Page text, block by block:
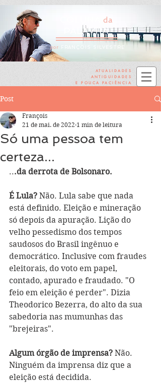
da
PALAVRA
por FRANÇOIS SILVESTRE
ATUALIDADES
ANTIGUIDADES
E POUCA PACIÊNCIA
Post
Só uma pessoa tem
certeza...
François
21 de mai. de 2022 1 min de leitura
...da derrota de Bolsonaro.
É Lula? Não. Lula sabe que nada
está definido. Eleição e mineração
só depois da apuração. Lição do
velho pessedismo dos tempos
saudosos do Brasil ingênuo e
democrático. Inclusive com fraudes
eleitorais, do voto em papel,
contado, apurado e fraudado. "O
feio em eleição é perder". Dizia
Theodorico Bezerra, do alto da sua
sabedoria nas mumunhas das
"brejeiras".
Algum órgão de imprensa? Não.
Ninguém da imprensa diz que a
eleição está decidida.